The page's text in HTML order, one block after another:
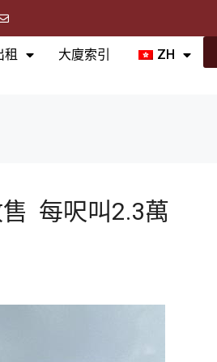
租 大廈索引 ZH
每呎叫2.3萬